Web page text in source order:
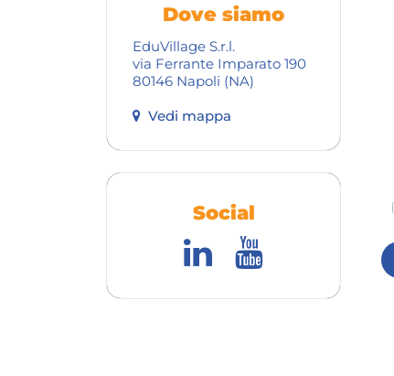
Dove siamo
EduVillage S.r.l.
via Ferrante Imparato 190
80146 Napoli (NA)
Vedi mappa
Social